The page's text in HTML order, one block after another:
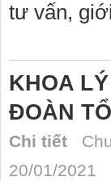
tư vấn,
KHOA
ĐOÀN
Chi tiết
20/01/2021